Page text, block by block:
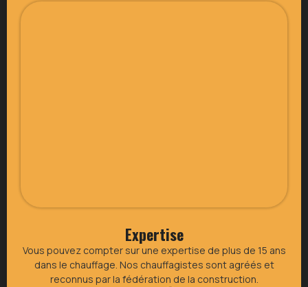
Expertise
Vous pouvez compter sur une expertise de plus de 15 ans
dans le chauffage. Nos chauffagistes sont agréés et
reconnus par la fédération de la construction.